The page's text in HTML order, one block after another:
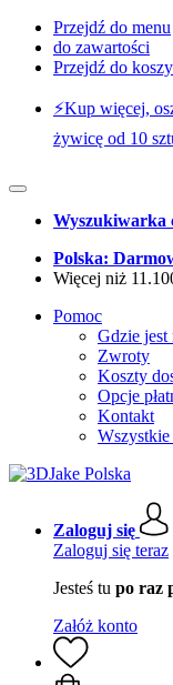
Przejdź do menu
do zawartości
Przejdź do
⚡️Kup więcej,
żywicę od 10
Wyszukiwarka
Polska:
Więcej niż
Pomoc
Gdzie jest
Zwroty
Koszty
Opcje
Kontakt
Zaloguj się
Zaloguj się teraz
Jesteś tu po raz
Załóż konto